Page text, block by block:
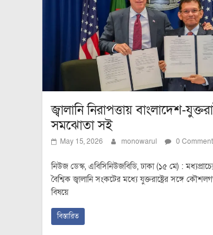
জ্বালানি নিরাপত্তায় বাংলাদেশ-
সমঝোতা সই
May 15, 2026 monowarul 0
নিউজ ডেস্ক, এবিসিনিউজবিডি, ঢাকা (১৫ মে) :
বৈশ্বিক জ্বালানি সংকটের মধ্যে যুক্তরাষ্ট্রের সঙ্গে
বিষয়ে
বিস্তারিত